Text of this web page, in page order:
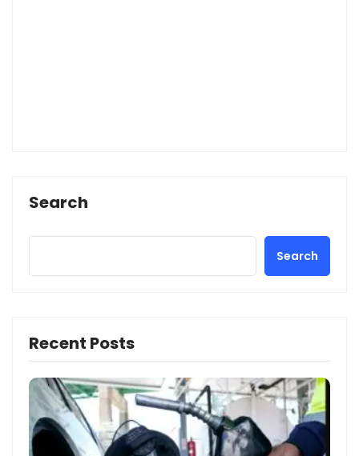
Search
Search
Recent Posts